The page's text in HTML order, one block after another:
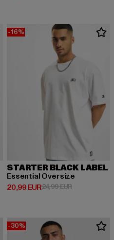
EUR
-16%
STARTER BLACK LABEL
Essential Oversize
20,99 EUR
Derzeitiger Preis: 20,99 EUR
24,99 EURAktionspreis:
-30%